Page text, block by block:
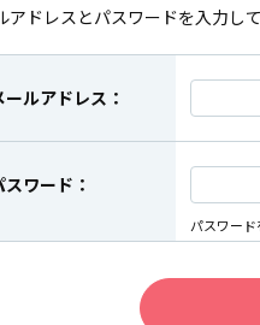
アドレスとパスワードを入力し
ールアドレス：
スワード：
パスワー